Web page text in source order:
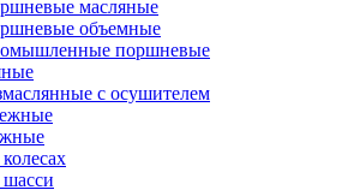
масляные
объемные
поршневые
с осушителем